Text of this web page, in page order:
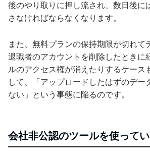
後のやり取りに押し流され、数日後に
さなければならなくなります。
また、無料プランの保持期限が切れて
退職者のアカウントを削除したときに
ルのアクセス権が消えたりするケース
して、「アップロードしたはずのデー
ない」という事態に陥るのです。
会社非公認のツールを使って